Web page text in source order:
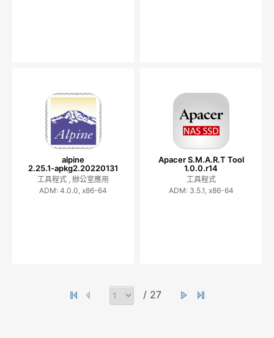
alpine
2.25.1-apkg2.20220131
工具程式 , 辦公室應用
ADM: 4.0.0, x86-64
Apacer S.M.A.R.T Tool
1.0.0.r14
工具程式
ADM: 3.5.1, x86-64
/ 27